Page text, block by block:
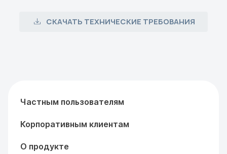
СКАЧАТЬ ТЕХНИЧЕСКИЕ ТРЕБОВАНИЯ
Частным пользователям
Корпоративным клиентам
О продукте